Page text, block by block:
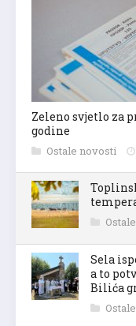
Zeleno svjetlo za
godine
Ostale novosti
Sela
a to
Bilića